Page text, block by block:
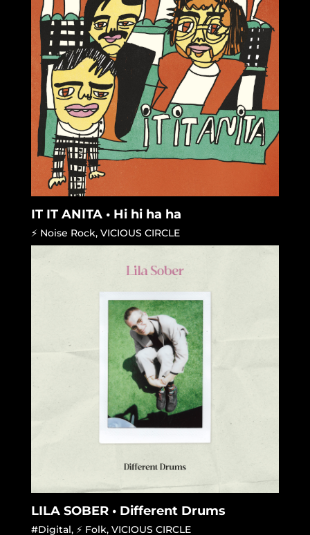
IT IT ANITA • Hi hi ha ha
⚡ Noise Rock, VICIOUS CIRCLE
LILA SOBER • Different Drums
#Digital, ⚡ Folk, VICIOUS CIRCLE